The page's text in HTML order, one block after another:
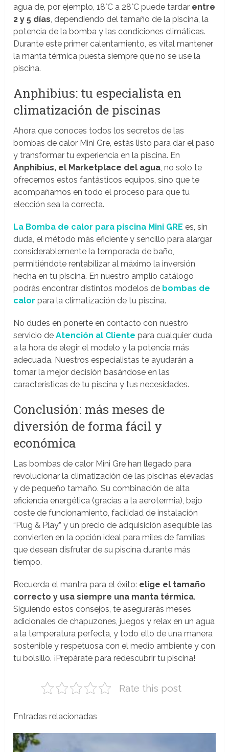
agua de, por ejemplo, 18°C a 28°C puede tardar entre
2 y 5 días , dependiendo del tamaño de la piscina, la
potencia de la bomba y las condiciones climáticas.
Durante este primer calentamiento, es vital mantener
la manta térmica puesta siempre que no se use la
piscina.
Anphibius: tu especialista en
climatización de piscinas
Ahora que conoces todos los secretos de las
bombas de calor Mini Gre, estás listo para dar el paso
y transformar tu experiencia en la piscina. En
Anphibius, el Marketplace del agua , no solo te
ofrecemos estos fantásticos equipos, sino que te
acompañamos en todo el proceso para que tu
elección sea la correcta.
La Bomba de calor para piscina Mini GRE es, sin
duda, el método más eficiente y sencillo para alargar
considerablemente la temporada de baño,
permitiéndote rentabilizar al máximo la inversión
hecha en tu piscina. En nuestro amplio catálogo
podrás encontrar distintos modelos de bombas de
calor para la climatización de tu piscina.
No dudes en ponerte en contacto con nuestro
servicio deAtención al Cliente para cualquier duda
a la hora de elegir el modelo y la potencia más
adecuada. Nuestros especialistas te ayudarán a
tomar la mejor decisión basándose en las
características de tu piscina y tus necesidades.
Conclusión: más meses de
diversión de forma fácil y
económica
Las bombas de calor Mini Gre han llegado para
revolucionar la climatización de las piscinas elevadas
y de pequeño tamaño. Su combinación de alta
eficiencia energética (gracias a la aerotermia), bajo
coste de funcionamiento, facilidad de instalación
“Plug & Play” y un precio de adquisición asequible las
convierten en la opción ideal para miles de familias
que desean disfrutar de su piscina durante más
tiempo.
Recuerda el mantra para el éxito: elige el tamaño
correcto y usa siempre una manta térmica.
Siguiendo estos consejos, te asegurarás meses
adicionales de chapuzones, juegos y relax en un agua
a la temperatura perfecta, y todo ello de una manera
sostenible y respetuosa con el medio ambiente y con
tu bolsillo. ¡Prepárate para redescubrir tu piscina!
Rate this post
Entradas relacionadas